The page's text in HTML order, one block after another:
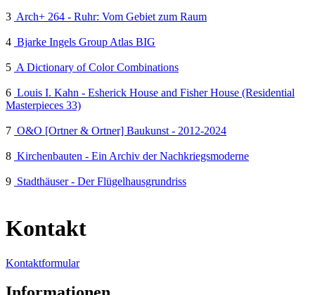
3 Arch+ 264 - Ruhr: Vom Gebiet zum Raum
4 Bjarke Ingels Group Atlas BIG
5 A Dictionary of Color Combinations
6 Louis I. Kahn - Esherick House and Fisher House (Residential
Masterpieces 33)
7 O&O [Ortner & Ortner] Baukunst - 2012-2024
8 Kirchenbauten - Ein Archiv der Nachkriegsmoderne
9 Stadthäuser - Der Flügelhausgrundriss
Kontakt
Kontaktformular